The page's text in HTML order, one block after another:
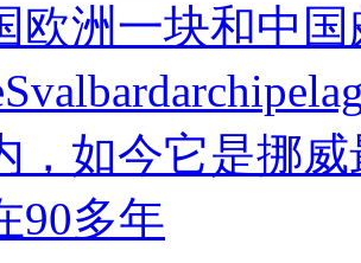
欧洲一块和中
，如今它是挪
90多年